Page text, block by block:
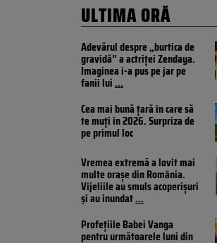
ULTIMA ORĂ
Adevărul despre „burtica de
gravidă” a actriței Zendaya.
Imaginea i-a pus pe jar pe
fanii lui...
Cea mai bună țară în care să
te muți în 2026. Surpriza de
pe primul loc
Vremea extremă a lovit mai
multe orașe din România.
Vijeliile au smuls acoperișuri
și au inundat...
Profețiile Babei Vanga
pentru următoarele luni din